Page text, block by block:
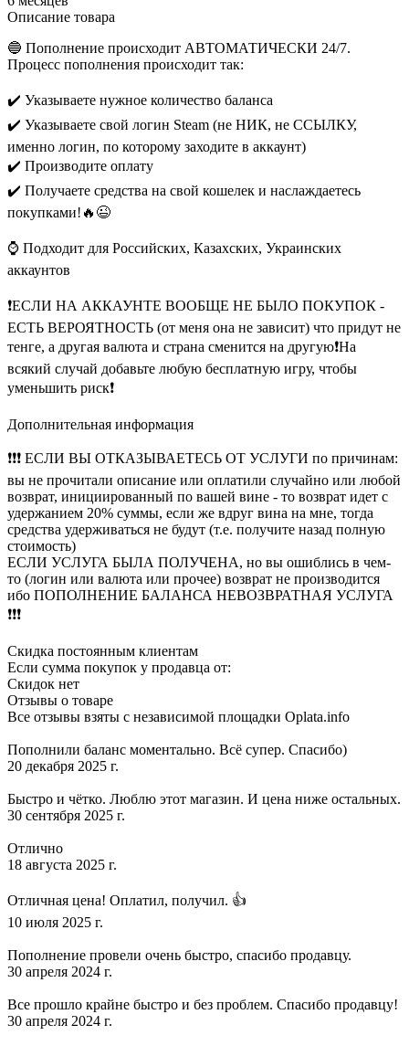
Описание товара
🔵 Пополнение происходит АВТОМАТИЧЕСКИ 24/7.
Процесс пополнения происходит так:
✔️ Указываете нужное количество баланса
✔️ Указываете свой логин Steam (не НИК, не ССЫЛКУ,
именно логин, по которому заходите в аккаунт)
✔️ Производите оплату
✔️ Получаете средства на свой кошелек и наслаждаетесь
покупками!🔥😉
⌚ Подходит для Российских, Казахских, Украинских
аккаунтов
❗ЕСЛИ НА АККАУНТЕ ВООБЩЕ НЕ БЫЛО ПОКУПОК -
ЕСТЬ ВЕРОЯТНОСТЬ (от меня она не зависит) что придут не
тенге, а другая валюта и страна сменится на другую❗На
всякий случай добавьте любую бесплатную игру, чтобы
уменьшить риск❗
Дополнительная информация
❗❗❗ ЕСЛИ ВЫ ОТКАЗЫВАЕТЕСЬ ОТ УСЛУГИ по причинам:
вы не прочитали описание или оплатили случайно или любой
возврат, инициированный по вашей вине - то возврат идет с
удержанием 20% суммы, если же вдруг вина на мне, тогда
средства удерживаться не будут (т.е. получите назад полную
стоимость)
ЕСЛИ УСЛУГА БЫЛА ПОЛУЧЕНА, но вы ошиблись в чем-
то (логин или валюта или прочее) возврат не производится
ибо ПОПОЛНЕНИЕ БАЛАНСА НЕВОЗВРАТНАЯ УСЛУГА
❗❗❗
Скидка постоянным клиентам
Если сумма покупок у продавца от:
Скидок нет
Отзывы о товаре
Все отзывы взяты с независимой площадки Oplata.info
Пополнили баланс моментально. Всё супер. Спасибо)
20 декабря 2025 г.
Быстро и чётко. Люблю этот магазин. И цена ниже остальных.
30 сентября 2025 г.
Отлично
18 августа 2025 г.
Отличная цена! Оплатил, получил. 👍
10 июля 2025 г.
Пополнение провели очень быстро, спасибо продавцу.
30 апреля 2024 г.
Все прошло крайне быстро и без проблем. Спасибо продавцу!
30 апреля 2024 г.